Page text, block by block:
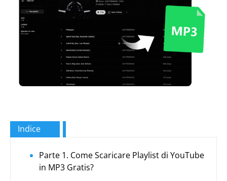
Indice
Parte 1. Come Scaricare Playlist di YouTube
in MP3 Gratis?